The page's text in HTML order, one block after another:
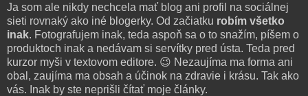
Ja som ale nikdy nechcela mať blog ani profil na sociálnej
sieti rovnaký ako iné blogerky. Od začiatku robím všetko
inak. Fotografujem inak, teda aspoň sa o to snažím, píšem o
produktoch inak a nedávam si servítky pred ústa. Teda pred
kurzor myši v textovom editore. 😉 Nezaujíma ma forma ani
obal, zaujíma ma obsah a účinok na zdravie i krásu. Tak ako
vás. Inak by ste neprišli čítať moje články.